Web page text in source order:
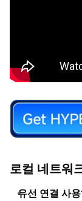
로컬 네트워
유선 연결 사